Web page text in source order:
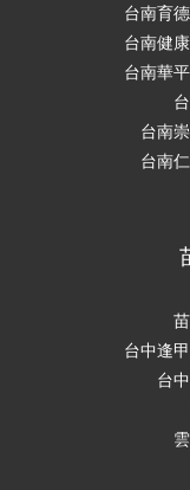
台南育
台南健
台南華
台南
台南
台中逢
台